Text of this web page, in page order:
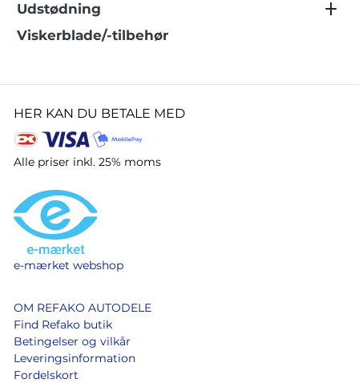
Udstødning
Viskerblade/-tilbehør
HER KAN DU BETALE MED
Alle priser inkl. 25% moms
e-mærket webshop
OM REFAKO AUTODELE
Find Refako butik
Betingelser og vilkår
Leveringsinformation
Fordelskort